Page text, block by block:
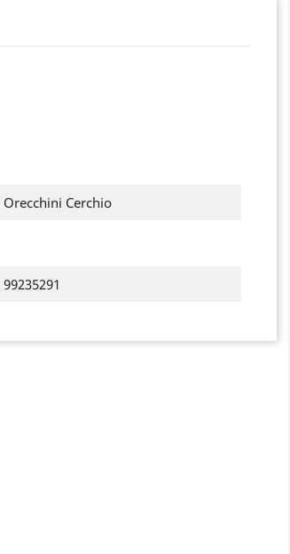
Orecchini Cerchio
99235291